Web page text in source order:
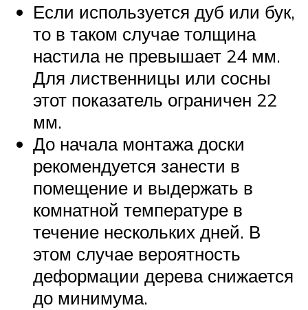
Если используется дуб или бук,
то в таком случае толщина
настила не превышает 24 мм.
Для лиственницы или сосны
этот показатель ограничен 22
мм.
До начала монтажа доски
рекомендуется занести в
помещение и выдержать в
комнатной температуре в
течение нескольких дней. В
этом случае вероятность
деформации дерева снижается
до минимума.